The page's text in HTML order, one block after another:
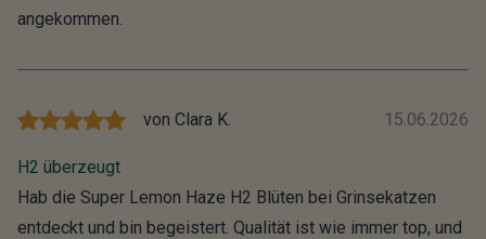
angekommen.
von Clara K. 15.06.2026
H2 überzeugt
Hab die Super Lemon Haze H2 Blüten bei Grinsekatzen
entdeckt und bin begeistert. Qualität ist wie immer top, und